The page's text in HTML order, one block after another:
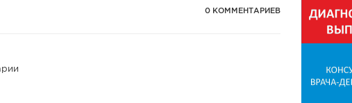
0 КОММЕНТАРИЕВ